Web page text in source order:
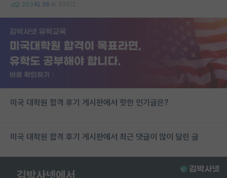
203 36 33612
미국 대학원 합격 후기 게시판에서 핫한 인기글은?
미국 대학원 합격 후기 게시판에서 최근 댓글이 많이 달린 글